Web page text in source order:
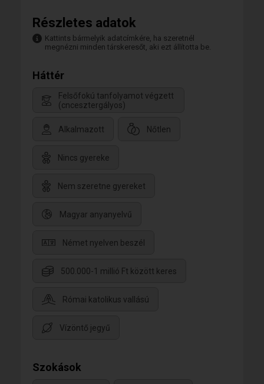
Részletes adatok
Kattints bármelyik adatcímkére, ha szeretnél
megnézni minden társkeresőt, aki ezt állította be.
Háttér
Felsőfokú tanfolyamot végzett
(cncesztergályos)
Alkalmazott Nőtlen
Nincs gyereke
Nem szeretne gyereket
Magyar anyanyelvű
Német nyelven beszél
500.000-1 millió Ft között keres
Római katolikus vallású
Vízöntő jegyű
Szokások